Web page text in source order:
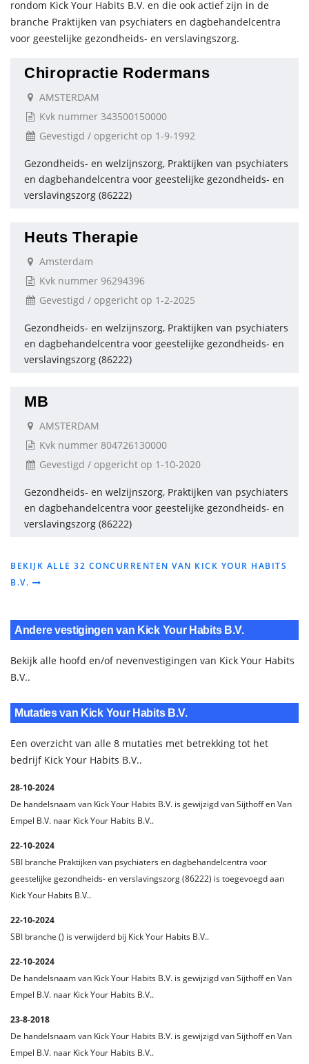
rondom Kick Your Habits B.V. en die ook actief zijn in de
branche Praktijken van psychiaters en dagbehandelcentra
voor geestelijke gezondheids- en verslavingszorg.
Chiropractie Rodermans
AMSTERDAM
Kvk nummer 343500150000
Gevestigd / opgericht op 1-9-1992
Gezondheids- en welzijnszorg, Praktijken van psychiaters
en dagbehandelcentra voor geestelijke gezondheids- en
verslavingszorg (86222)
Heuts Therapie
Amsterdam
Kvk nummer 96294396
Gevestigd / opgericht op 1-2-2025
Gezondheids- en welzijnszorg, Praktijken van psychiaters
en dagbehandelcentra voor geestelijke gezondheids- en
verslavingszorg (86222)
MB
AMSTERDAM
Kvk nummer 804726130000
Gevestigd / opgericht op 1-10-2020
Gezondheids- en welzijnszorg, Praktijken van psychiaters
en dagbehandelcentra voor geestelijke gezondheids- en
verslavingszorg (86222)
BEKIJK ALLE 32 CONCURRENTEN VAN KICK YOUR HABITS
B.V.
Andere vestigingen van Kick Your Habits B.V.
Bekijk alle hoofd en/of nevenvestigingen van Kick Your Habits
B.V..
Mutaties van Kick Your Habits B.V.
Een overzicht van alle 8 mutaties met betrekking tot het
bedrijf Kick Your Habits B.V..
28-10-2024
De handelsnaam van Kick Your Habits B.V. is gewijzigd van Sijthoff en Van
Empel B.V. naar Kick Your Habits B.V..
22-10-2024
SBI branche Praktijken van psychiaters en dagbehandelcentra voor
geestelijke gezondheids- en verslavingszorg (86222) is toegevoegd aan
Kick Your Habits B.V..
22-10-2024
SBI branche () is verwijderd bij Kick Your Habits B.V..
22-10-2024
De handelsnaam van Kick Your Habits B.V. is gewijzigd van Sijthoff en Van
Empel B.V. naar Kick Your Habits B.V..
23-8-2018
De handelsnaam van Kick Your Habits B.V. is gewijzigd van Sijthoff en Van
Empel B.V. naar Kick Your Habits B.V..